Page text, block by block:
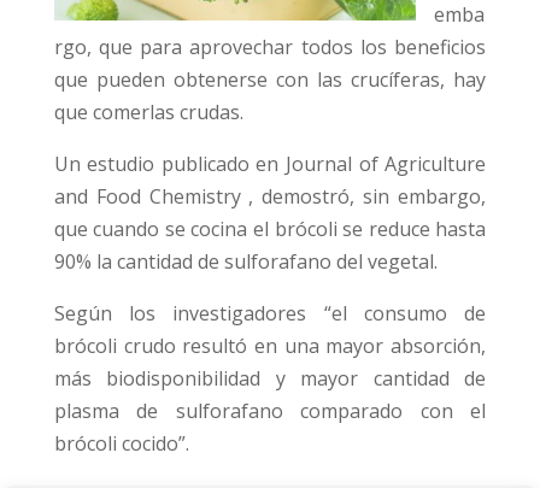
emba
rgo, que para aprovechar todos los beneficios
que pueden obtenerse con las crucíferas, hay
que comerlas crudas.
Un estudio publicado en Journal of Agriculture
and Food Chemistry , demostró, sin embargo,
que cuando se cocina el brócoli se reduce hasta
90% la cantidad de sulforafano del vegetal.
Según los investigadores “el consumo de
brócoli crudo resultó en una mayor absorción,
más biodisponibilidad y mayor cantidad de
plasma de sulforafano comparado con el
brócoli cocido”.